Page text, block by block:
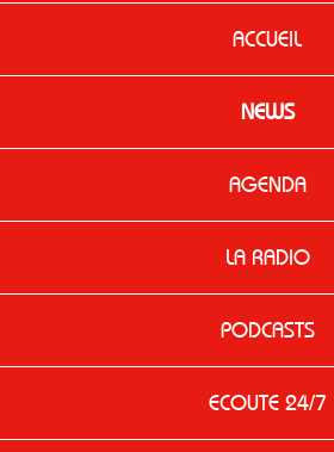
ACCUEIL
NEWS
AGENDA
LA RADIO
PODCASTS
ECOUTE 24/7